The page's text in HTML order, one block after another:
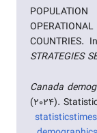
COUNTRIES. In
STRATEGIES
Canada
(2024).